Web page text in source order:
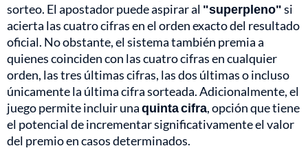
sorteo. El apostador puede aspirar al "superpleno"si
acierta las cuatro cifras en el orden exacto del resultado
oficial. No obstante, el sistema también premia a
quienes coinciden con las cuatro cifras en cualquier
orden, las tres últimas cifras, las dos últimas o incluso
únicamente la última cifra sorteada. Adicionalmente, el
juego permite incluir unaquinta cifra, opción que tiene
el potencial de incrementar significativamente el valor
del premio en casos determinados.